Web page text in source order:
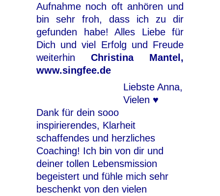
Aufnahme noch oft anhören und
bin sehr froh, dass ich zu dir
gefunden habe! Alles Liebe für
Dich und viel Erfolg und Freude
weiterhin Christina Mantel,
www.singfee.de
Liebste Anna,
Vielen ♥
Dank für dein sooo
inspirierendes, Klarheit
schaffendes und herzliches
Coaching! Ich bin von dir und
deiner tollen Lebensmission
begeistert und fühle mich sehr
beschenkt von den vielen